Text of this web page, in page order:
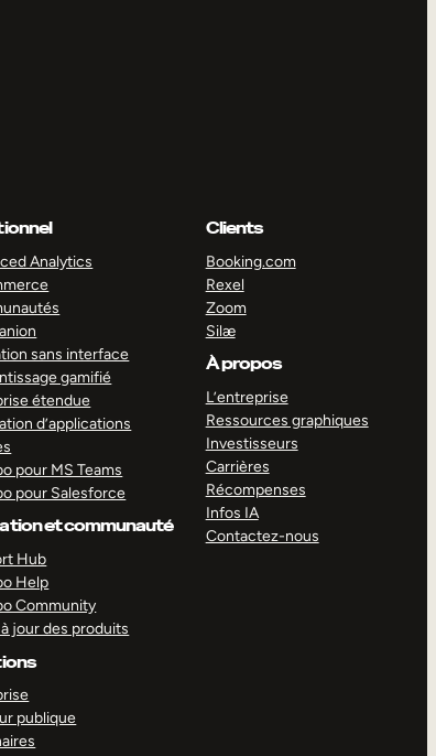
Analytics
sans interface
gamifié
étendue
d’applications
pour MS Teams
pour Salesforce
et communauté
Hub
Help
Community
jour des produits
publique
Clients
Booking.com
Rexel
Zoom
Silæ
À propos
L’entreprise
Ressources graphiques
Investisseurs
Carrières
Récompenses
Infos IA
Contactez-nous